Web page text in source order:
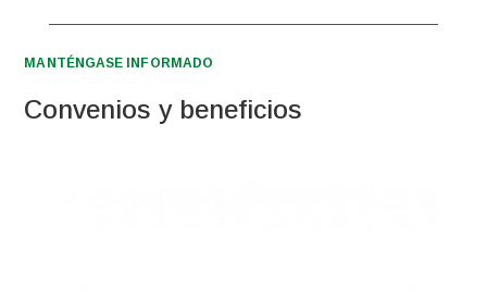
MANTÉNGASE INFORMADO
Convenios y beneficios